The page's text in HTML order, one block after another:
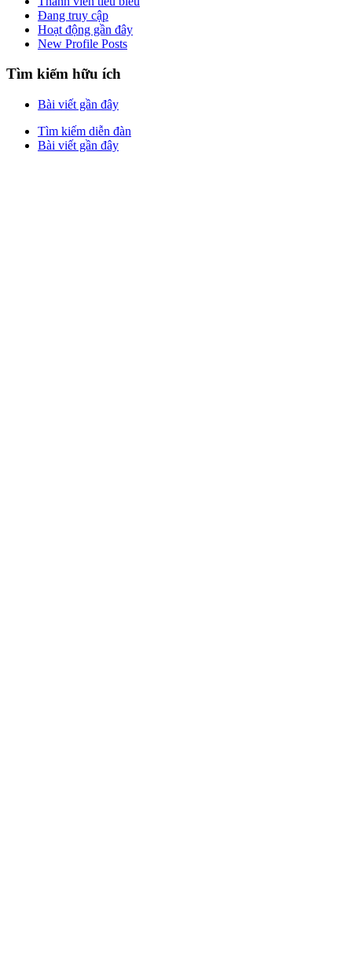
Đang truy cập
Hoạt động gần đây
New Profile Posts
Tìm kiếm hữu ích
Bài viết gần đây
Tìm kiếm diễn đàn
Bài viết gần đây